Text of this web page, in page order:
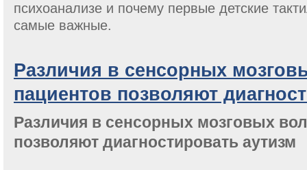
психоанализе и почему первые детские
самые важные.
Различия в сенсорных
пациентов позволяют
Различия в сенсорных мозговых
позволяют диагностировать аутизм